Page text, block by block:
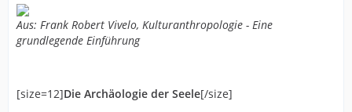
Aus: Frank Robert Vivelo, Kulturanthropologie - Eine
grundlegende Einführung
[size=12]Die Archäologie der Seele[/size]